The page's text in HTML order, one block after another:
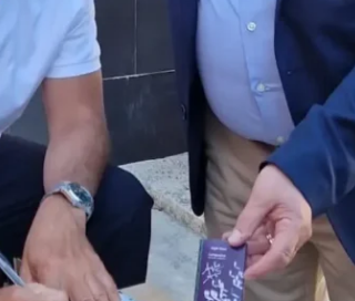
Garantire la sicurezza,
correggere errori, Erogare e
pubblicità e contenuto, Salvare
scelte sulla privacy.